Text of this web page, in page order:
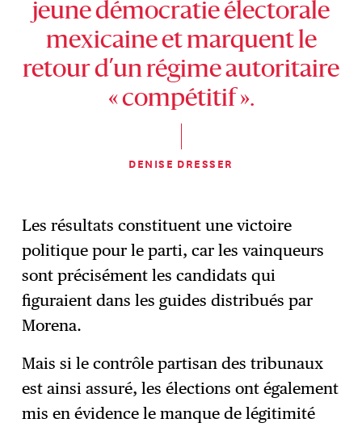
jeune démocratie électorale
mexicaine et marquent le
retour d’un régime autoritaire
« compétitif ».
DENISE DRESSER
Les résultats constituent une victoire
politique pour le parti, car les vainqueurs
sont précisément les candidats qui
figuraient dans les guides distribués par
Morena.
Mais si le contrôle partisan des tribunaux
est ainsi assuré, les élections ont également
mis en évidence le manque de légitimité